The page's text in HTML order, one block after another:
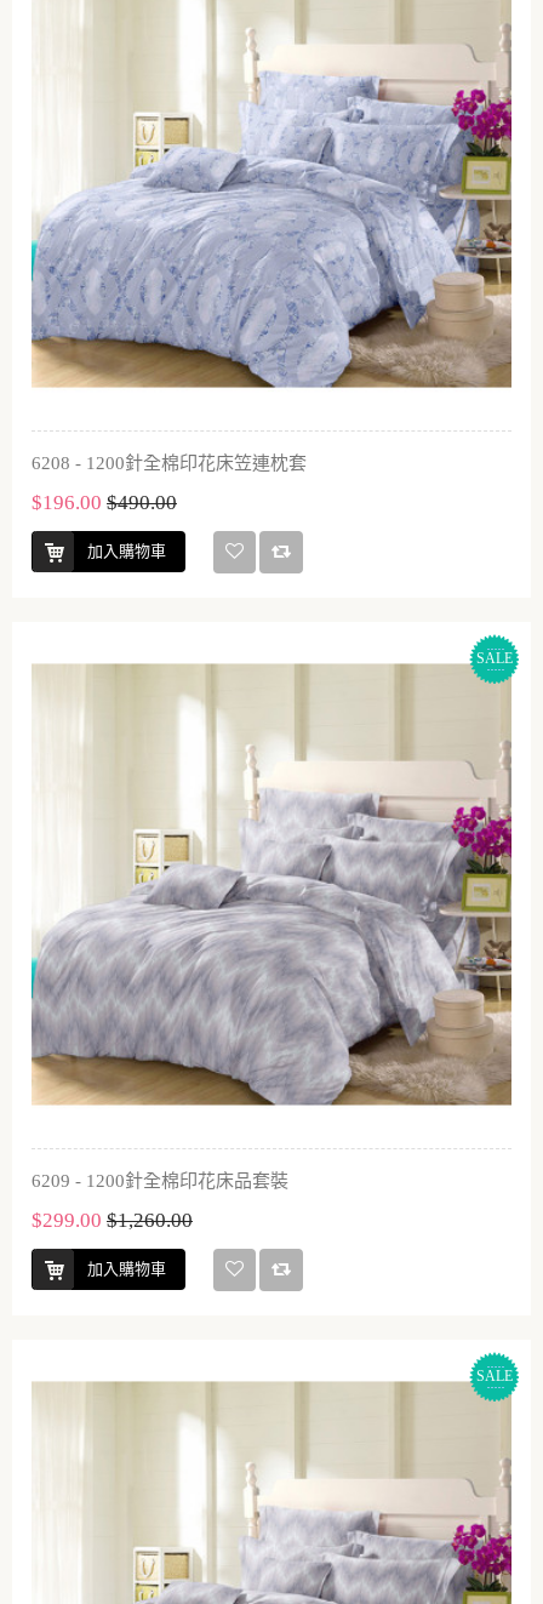
6208 - 1200針全棉印花床笠連枕套
$196.00 $490.00
加入購物車
SALE
6209 - 1200針全棉印花床品套裝
$299.00 $1,260.00
加入購物車
SALE